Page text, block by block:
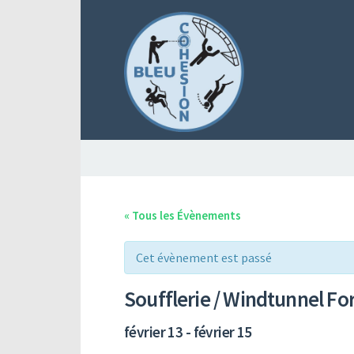
« Tous les Évènements
Cet évènement est passé
Soufflerie / Windtunnel
février 13 - février 15